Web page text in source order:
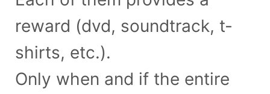
reward (dvd, soundtrack, t-
shirts, etc.).
Only when and if the entire